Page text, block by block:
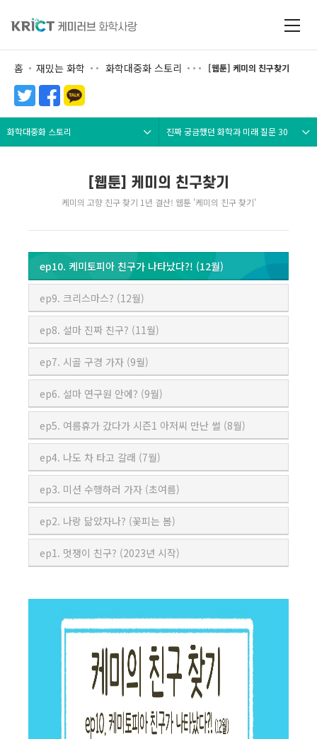
홈 재밌는 화학 화학대중화 스토리 [웹툰] 케미의 친구찾기
화학대중화 스토리 진짜 궁금했던 화학과 미래 질문 30
[웹툰] 케미의 친구찾기
케미의 고향 친구 찾기 1년 결산! 웹툰 '케미의 친구 찾기'
ep10. 케미토피아 친구가 나타났다?! (12월)
ep9. 크리스마스? (12월)
ep8. 설마 진짜 친구? (11월)
ep7. 시골 구경 가자 (9월)
ep6. 설마 연구원 안에? (9월)
ep5. 여름휴가 갔다가 시즌1 아저씨 만난 썰 (8월)
ep4. 나도 차 타고 갈래 (7월)
ep3. 미션 수행하러 가자 (초여름)
ep2. 나랑 닮았자나? (꽃피는 봄)
ep1. 멋쟁이 친구? (2023년 시작)